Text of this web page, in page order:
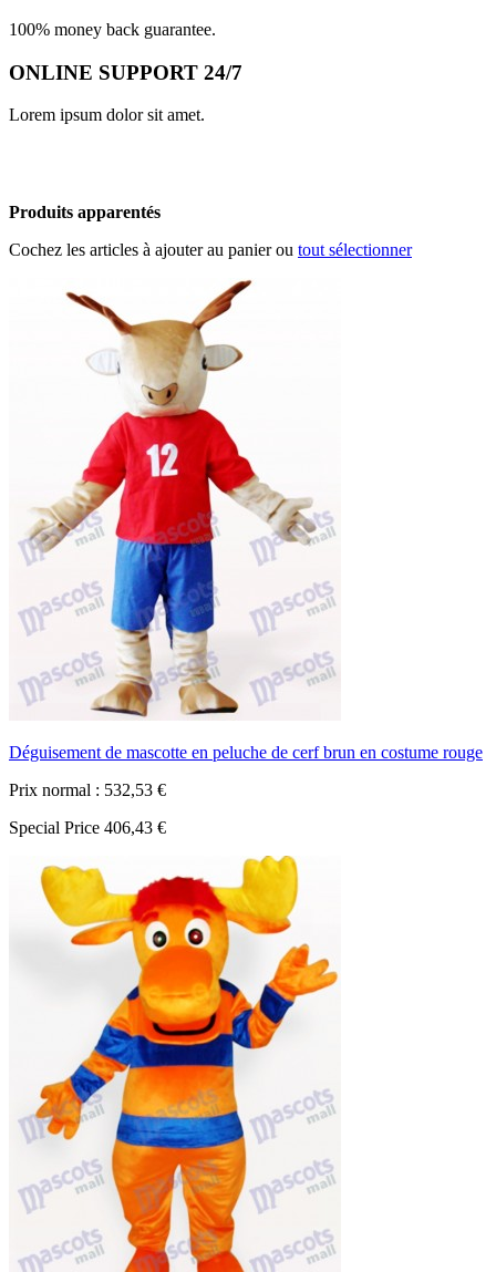
100% money back guarantee.
ONLINE SUPPORT 24/7
Lorem ipsum dolor sit amet.
Produits apparentés
Cochez les articles à ajouter au panier ou tout sélectionner
Déguisement de mascotte en peluche de cerf brun en costume rouge
Prix normal : 532,53 €
Special Price 406,43 €